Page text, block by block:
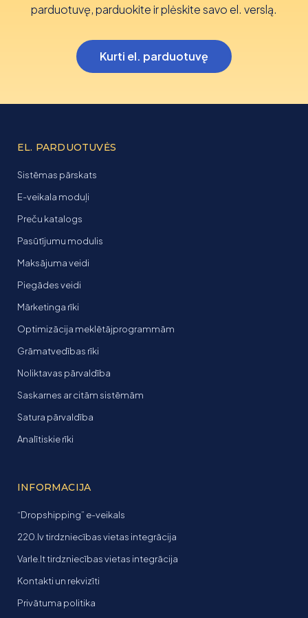
parduotuvę, parduokite ir plėskite savo el. verslą.
Kurti el. parduotuvę
EL. PARDUOTUVĖS
Sistēmas pārskats
E-veikala moduļi
Preču katalogs
Pasūtījumu modulis
Maksājuma veidi
Piegādes veidi
Mārketinga rīki
Optimizācija meklētājprogrammām
Grāmatvedības rīki
Noliktavas pārvaldība
Saskarnes ar citām sistēmām
Satura pārvaldība
Analītiskie rīki
INFORMACIJA
“Dropshipping” e-veikals
220.lv tirdzniecības vietas integrācija
Varle.lt tirdzniecības vietas integrācija
Kontakti un rekvizīti
Privātuma politika